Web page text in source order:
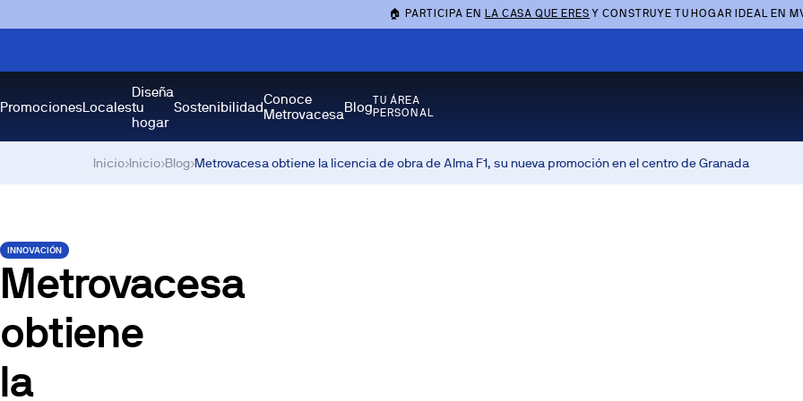
🏠 PARTICIPA EN LA CASA QUE ERES Y CONSTRUYE TU HOGAR IDEAL EN
PromocionesLocales
Diseña
tu
hogar
SostenibilidadConoce
MetrovacesaBlogTU ÁREA
PERSONAL
Inicio›Inicio›Blog›Metrovacesa obtiene la licencia de obra de Alma F1, su nueva promoción en el centro de Granada
INNOVACIÓN
Metrovacesa
obtiene
la